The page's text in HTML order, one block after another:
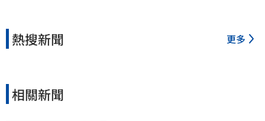
熱搜新聞 更多
相關新聞